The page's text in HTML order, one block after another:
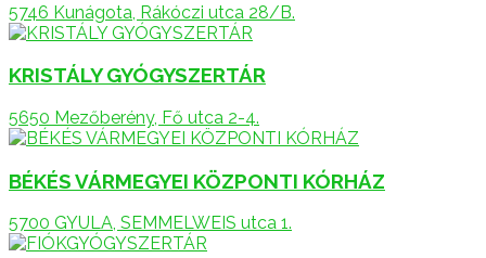
5746 Kunágota, Rákóczi utca 28/B.
KRISTÁLY GYÓGYSZERTÁR
5650 Mezőberény, Fő utca 2-4.
BÉKÉS VÁRMEGYEI KÖZPONTI KÓRHÁZ
5700 GYULA, SEMMELWEIS utca 1.